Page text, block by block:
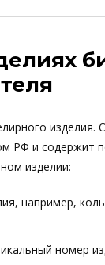
изделия.
РФ и содержит
изделии:
например,
номер